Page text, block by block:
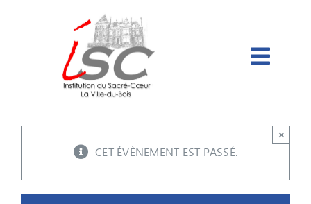
CET ÉVÈNEMENT EST PASSÉ.
×